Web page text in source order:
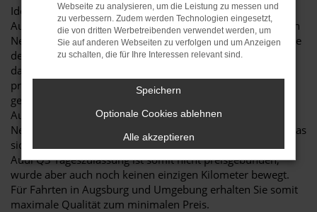
Ideen muss man haben! Eine Audi Q3 Tageszulassung für
Augsburg ist eine clevere Möglichkeit, um gleichzeitig einen
Neuwagen zu fahren, hierfür aber lediglich einen Preis nahe
dem Gebrauchtwagenniveau zu zahlen. Dies funktioniert
dank eines Tricks, der in der Automobilbranche gerne
praktiziert wird: eine Audi Q3 Tageszulassung ist genau
genommen ein klassischer Neuwagen. Viele
Automobilhändler sind jedoch in den Rabatten für
Neufahrzeuge an die Vorgaben der Hersteller gebunden, was
sich durch das Zulassen für einen Tag umgehen lässt. Eine
Audi Q3 Tageszulassung ist somit nicht preisgebunden,
wurde aber auch noch keinen einzigen Kilometer bewegt.
Für Fahrten in Augsburg und Umgebung erhalten Sie somit
maximale Qualität zum minimalen Preis.
Webseite zu analysieren, um die Leistung zu messen und
zu verbessern. Zudem werden Technologien eingesetzt,
die von dritten Werbetreibenden verwendet werden, um
Sie auf anderen Webseiten zu verfolgen und um Anzeigen
zu schalten, die für Ihre Interessen relevant sind.
Speichern
Optionale Cookies ablehnen
Alle akzeptieren